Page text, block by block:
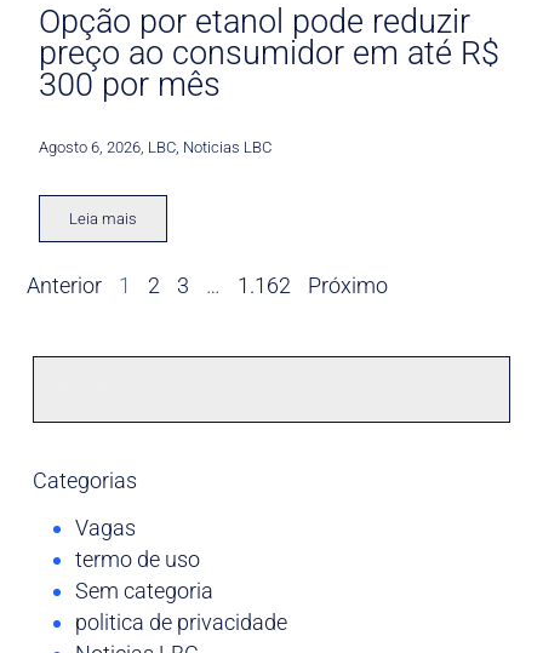
Opção por etanol pode reduzir
preço ao consumidor em até R$
300 por mês
Agosto 6, 2026 LBC Noticias LBC
Leia mais
Anterior 1 2 3 … 1.162 Próximo
Categorias
Vagas
termo de uso
Sem categoria
politica de privacidade